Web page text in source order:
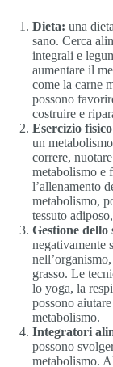
Dieta: una
sano. Cerca
integrali e
aumentare il
come la carne
possono
costruire e
Esercizio
un
correre,
metabolismo e
l’allenamento
metabolismo,
tessuto
Gestione dello
negativamente
grasso. Le
lo yoga, la
possono
metabolismo.
Integratori
possono
metabolismo.